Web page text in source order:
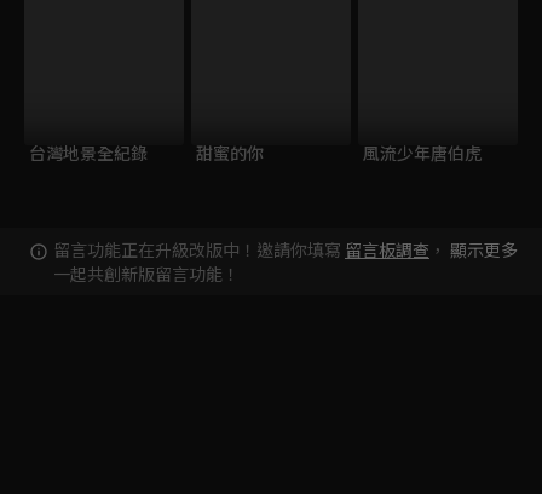
台灣地景全紀錄 甜蜜的你 風流少年唐伯虎
留言功能正在升級改版中！邀請你填寫 留言板調查 ，
一起共創新版留言功能！
顯示更多